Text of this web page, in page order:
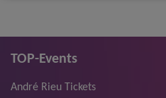
TOP-Events
André Rieu Tickets